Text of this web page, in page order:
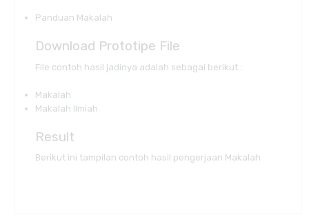
Panduan Makalah
Download Prototipe File
File contoh hasil jadinya adalah sebagai berikut :
Makalah
Makalah Ilmiah
Result
Berikut ini tampilan contoh hasil pengerjaan Makalah